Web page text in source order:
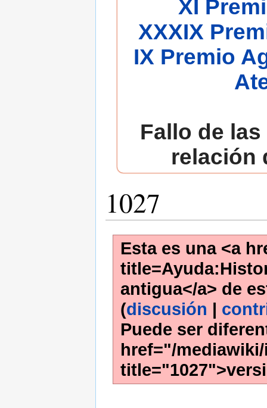
XI
XXXIX
IX Premio
Fallo de
relación
1027
Esta es una <a
antigua</a> de
(discusión
Puede ser
href="/